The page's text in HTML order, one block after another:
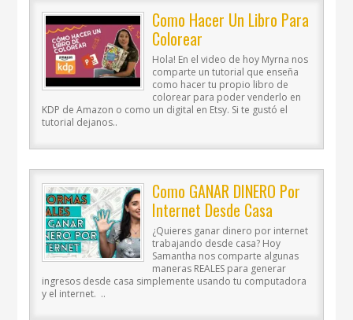
Como Hacer Un Libro Para
Colorear
Hola! En el video de hoy Myrna nos
comparte un tutorial que enseña
como hacer tu propio libro de
colorear para poder venderlo en
KDP de Amazon o como un digital en Etsy. Si te gustó el
tutorial dejanos..
Como GANAR DINERO Por
Internet Desde Casa
¿Quieres ganar dinero por internet
trabajando desde casa? Hoy
Samantha nos comparte algunas
maneras REALES para generar
ingresos desde casa simplemente usando tu computadora
y el internet. ..